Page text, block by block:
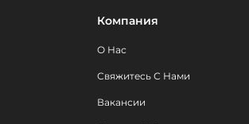
Компания
О Нас
Свяжитесь С Нами
Вакансии